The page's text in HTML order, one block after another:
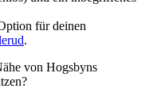
für deinen
.
von Hogsbyns